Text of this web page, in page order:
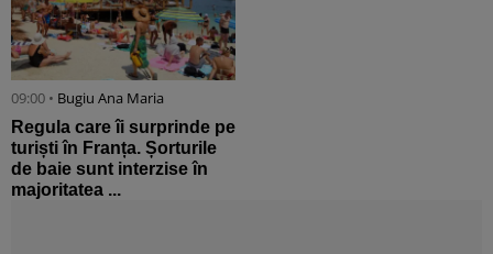
09:00 • Bugiu ⁠Ana Maria
Regula care îi surprinde pe
turiști în Franța. Șorturile
de baie sunt interzise în
majoritatea ...